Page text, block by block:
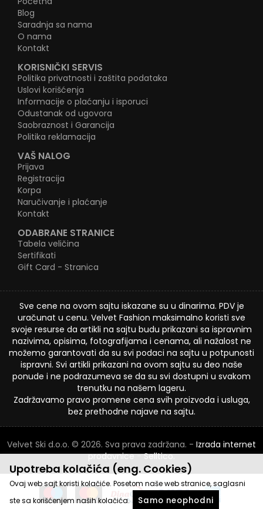
Blog
Saradnja sa nama
O nama
Kontakt
KORISNIČKI SERVIS
Politika privatnosti i zaštita podataka
Uslovi korišćenja
Informacije o plaćanju i isporuci
Odustanak od ugovora
Saobraznost i Garancija
Politika reklamacija
VAŠ NALOG
Prijava
Registracija
Korpa
Naručivanje i plaćanje
Kontakt
ODABRANE STRANICE
Tabela veličina
Sertifikati
Gift Card - Stranica
Sve cene na ovom sajtu iskazane su u dinarima. PDV je
uračunat u cenu. Velvet Fashion maksimalno koristi sve
svoje resurse da artikli na sajtu budu prikazani sa ispravnim
nazivima, opisima, fotografijama i cenama, ali nažalost ne
možemo garantovati da su svi podaci na sajtu u potpunosti
ispravni. Svi artikli prikazani na ovom sajtu su deo naše
ponude i ne podrazumeva se da su svi dostupni u svakom
trenutku na našem lageru.
Zadržavamo pravo promene cena svih proizvoda i usluga,
bez prethodne najave na sajtu.
Velvet Ski d.o.o. © 2026. Sva prava zadržana. - Izrada internet
prodavnice-Selltico.
Upotreba kolačića (eng. Cookies)
Ovaj web sajt koristi kolačiće. Posetom naše web stranice, saglasni
ste sa korišćenjem naših kolačića.
Samo neophodni